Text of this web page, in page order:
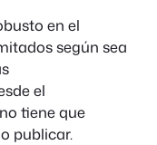
en el
según sea
el
tiene que
publicar.